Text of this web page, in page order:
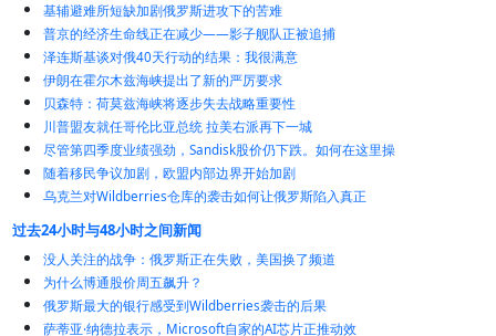
基辅避难所短缺加剧俄罗斯进攻下的苦难
普京的经济生命线正在减少——影子舰队正被追捕
泽连斯基谈对俄40天行动的结果：我很满意
伊朗在霍尔木兹海峡提出了新的严厉要求
贝森特：荷莫兹海峡将逐步失去战略重要性
川普盟友就任哥伦比亚总统 拉美右派再下一城
尽管第四季度业绩强劲，Sandisk股价仍下跌。如何在这里操
随着移民争议加剧，欧盟内部边界开始加剧
乌克兰对Wildberries仓库的袭击如何让俄罗斯陷入真正
过去24小时与48小时之间新闻
没人关注的战争：俄罗斯正在失败，美国换了频道
为什么博通股价周五飙升？
俄罗斯最大的银行感受到Wildberries袭击的后果
萨蒂亚·纳德拉表示，Microsoft自家的AI芯片正推动效